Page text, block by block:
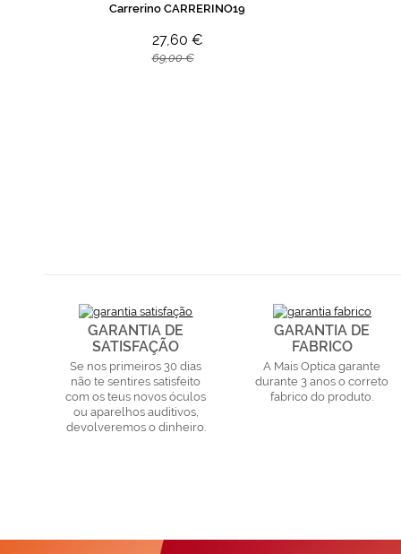
Carrerino CARRERINO19
27,60 €
69,00 €
GARANTIA DE
SATISFAÇÃO
Se nos primeiros 30 dias
não te sentires satisfeito
com os teus novos óculos
ou aparelhos auditivos,
devolveremos o dinheiro.
GARANTIA DE
FABRICO
A Mais Optica garante
durante 3 anos o correto
fabrico do produto.